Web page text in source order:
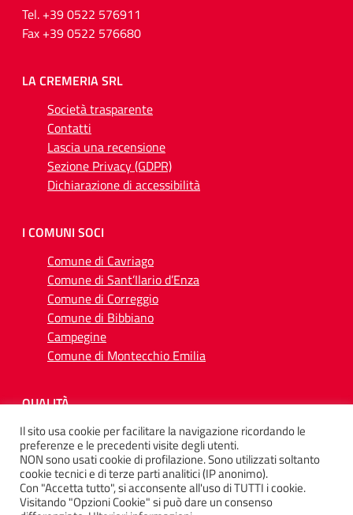
Tel. +39 0522 576911
Fax +39 0522 576680
LA CREMERIA SRL
Società trasparente
Contatti
Lascia una recensione
Sezione Privacy (GDPR)
Dichiarazione di accessibilità
I COMUNI SOCI
Comune di Cavriago
Comune di Sant’Ilario d’Enza
Comune di Correggio
Comune di Bibbiano
Campegine
Comune di Montecchio Emilia
QUALITÀ
SEGUICI SU
Il sito usa cookie per facilitare la navigazione ricordando le
preferenze e le precedenti visite degli utenti.
NON sono usati cookie di profilazione. Sono utilizzati soltanto
cookie tecnici e di terze parti analitici (IP anonimo).
Con "Accetta tutto", si acconsente all'uso di TUTTI i cookie.
Visitando "Opzioni Cookie" si può dare un consenso